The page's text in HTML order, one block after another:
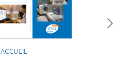
ACCUEIL